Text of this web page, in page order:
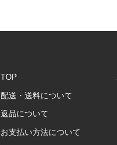
TOP
配送・送料について
返品について
お支払い方法について